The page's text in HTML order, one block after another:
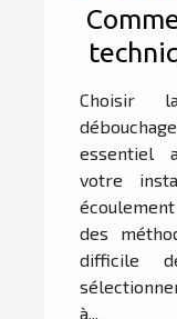
Choisir
essentiel
votre
des
difficile
à...